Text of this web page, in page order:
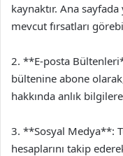
kaynaktır. Ana
mevcut fırsatları
2. **E-posta
bültenine abone
hakkında anlık
3. **Sosyal Medya**:
hesaplarını takip